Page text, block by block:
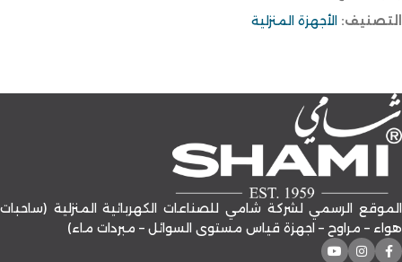
التصنيف: الأجهزة المنزلية
الموقع الرسمي لشركة شامي للصناعات الكهربائية المنزلية (ساحبات
هواء – مراوح – اجهزة قياس مستوى السوائل – مبردات ماء)